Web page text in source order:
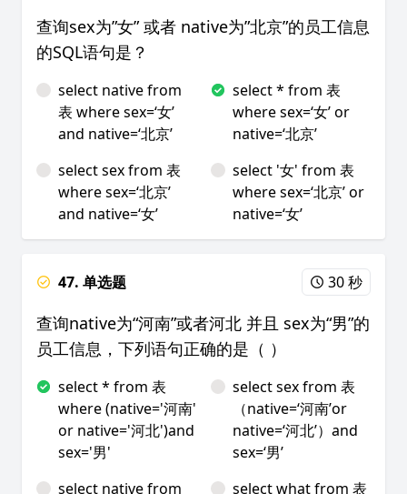
查询sex为”女” 或者 native为”北京”的员工信息
的SQL语句是？
select native from
表 where sex=‘女’
and native=‘北京’
select * from 表
where sex=‘女’ or
native=‘北京’
select sex from 表
where sex=‘北京’
and native=‘女’
select '女' from 表
where sex=‘北京’ or
native=‘女’
47. 单选题 30 秒
查询native为“河南”或者河北 并且 sex为“男”的
员工信息，下列语句正确的是（ ）
select * from 表
where (native='河南'
or native='河北')and
sex='男'
select sex from 表
（native=‘河南’or
native=‘河北’）and
sex=‘男’
select native from
select what from 表